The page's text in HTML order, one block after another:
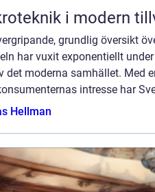
i modern
grundlig översikt
har vuxit exponentiellt
det moderna samhället. Med
intresse har
Hellman